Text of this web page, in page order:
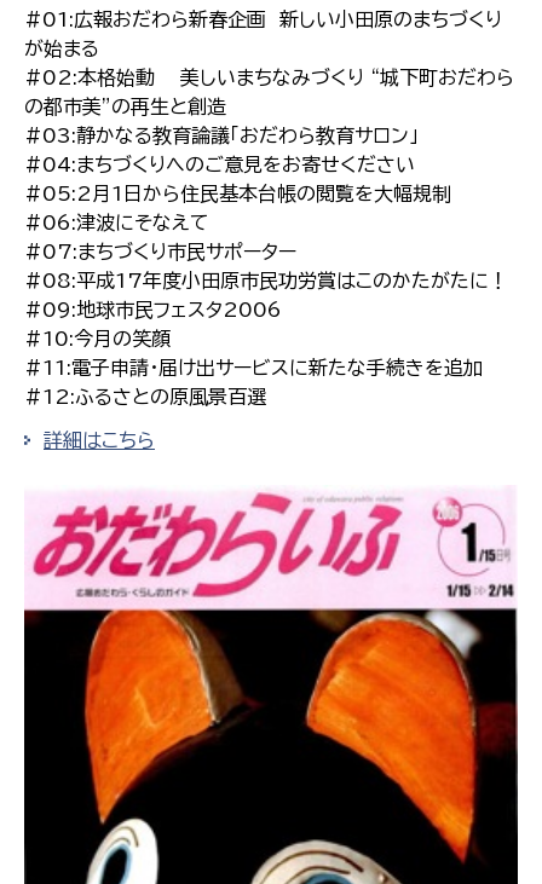
#01:広報おだわら新春企画 新しい小田原のまちづくり
が始まる
#02:本格始動 美しいまちなみづくり “城下町おだわら
の都市美”の再生と創造
#03:静かなる教育論議「おだわら教育サロン」
#04:まちづくりへのご意見をお寄せください
#05:2月1日から住民基本台帳の閲覧を大幅規制
#06:津波にそなえて
#07:まちづくり市民サポーター
#08:平成17年度小田原市民功労賞はこのかたがたに！
#09:地球市民フェスタ2006
#10:今月の笑顔
#11:電子申請・届け出サービスに新たな手続きを追加
#12:ふるさとの原風景百選
詳細はこちら